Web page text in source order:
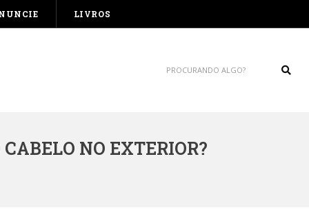
LIVROS
NO EXTERIOR?